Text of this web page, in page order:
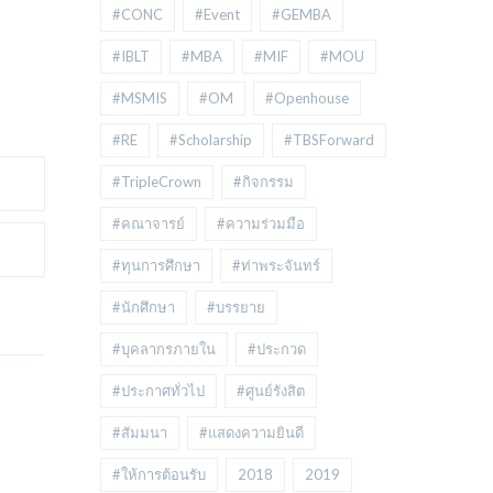
#CONC #Event #GEMBA
#IBLT #MBA #MIF #MOU
#MSMIS #OM #Openhouse
#RE #Scholarship #TBSForward
#TripleCrown #กิจกรรม
#คณาจารย์ #ความร่วมมือ
#ทุนการศึกษา #ท่าพระจันทร์
#นักศึกษา #บรรยาย
#บุคลากรภายใน #ประกวด
#ประกาศทั่วไป #ศูนย์รังสิต
#สัมมนา #แสดงความยินดี
#ให้การต้อนรับ 2018 2019